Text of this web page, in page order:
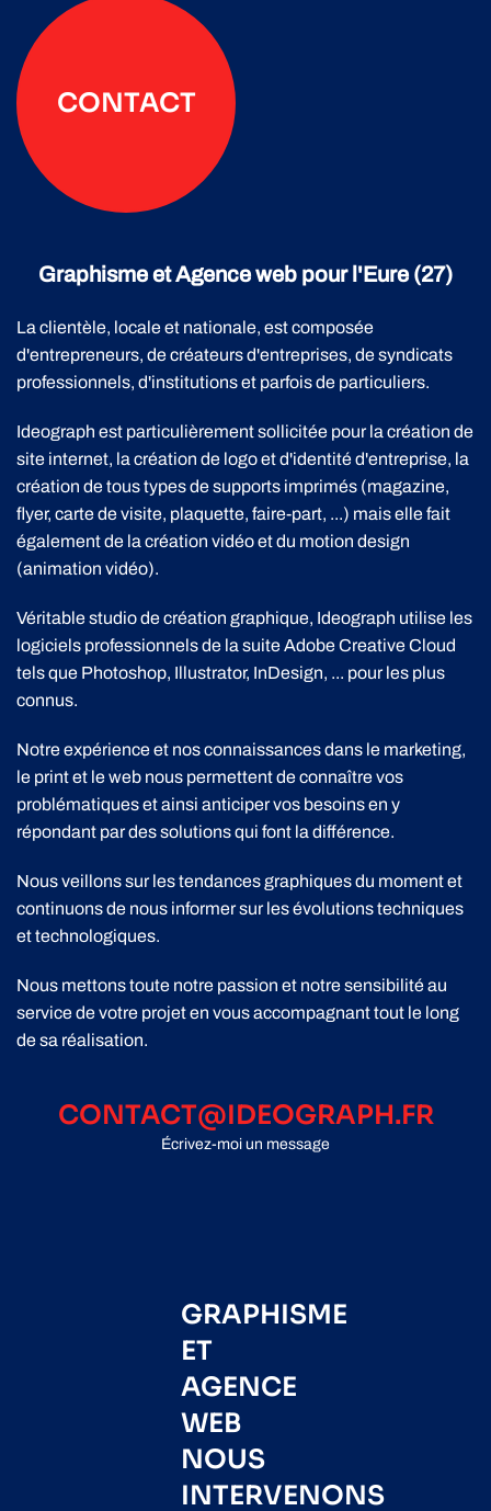
CONTACT
Graphisme et Agence web pour l'Eure (27)
La clientèle, locale et nationale, est composée
d'entrepreneurs, de créateurs d'entreprises, de syndicats
professionnels, d'institutions et parfois de particuliers.
Ideograph est particulièrement sollicitée pour la création de
site internet, la création de logo et d'identité d'entreprise, la
création de tous types de supports imprimés (magazine,
flyer, carte de visite, plaquette, faire-part, ...) mais elle fait
également de la création vidéo et du motion design
(animation vidéo).
Véritable studio de création graphique, Ideograph utilise les
logiciels professionnels de la suite Adobe Creative Cloud
tels que Photoshop, Illustrator, InDesign, ... pour les plus
connus.
Notre expérience et nos connaissances dans le marketing,
le print et le web nous permettent de connaître vos
problématiques et ainsi anticiper vos besoins en y
répondant par des solutions qui font la différence.
Nous veillons sur les tendances graphiques du moment et
continuons de nous informer sur les évolutions techniques
et technologiques.
Nous mettons toute notre passion et notre sensibilité au
service de votre projet en vous accompagnant tout le long
de sa réalisation.
CONTACT@IDEOGRAPH.FR
Écrivez-moi un message
GRAPHISME
ET
AGENCE
WEB
NOUS
INTERVENONS